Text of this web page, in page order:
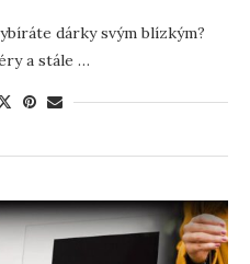
dárky svým blízkým?
a stále …